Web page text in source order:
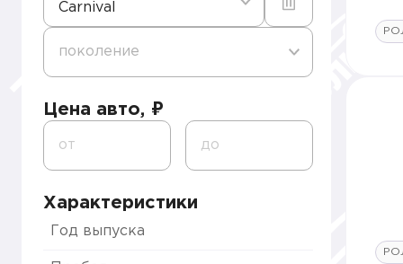
Carnival
поколение
Цена авто, ₽
от до
Характеристики
Год выпуска